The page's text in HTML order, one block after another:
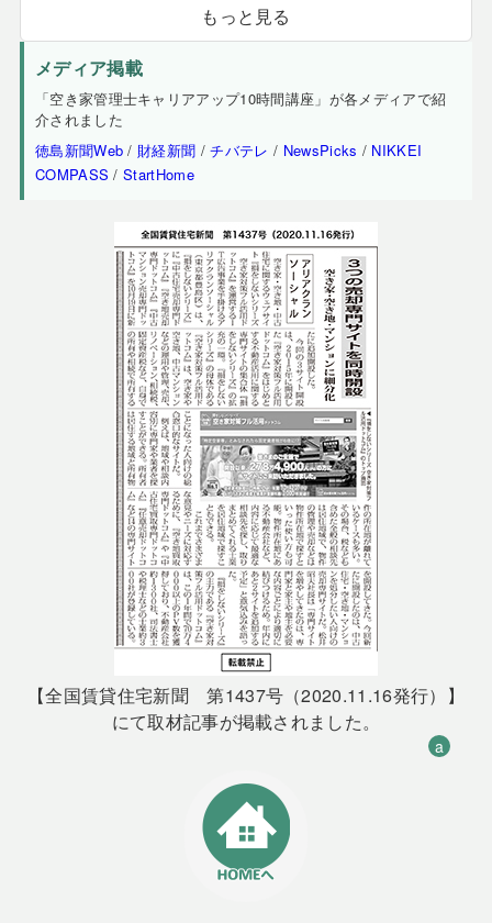
もっと見る
メディア掲載
「空き家管理士キャリアアップ10時間講座」が各メディアで紹
介されました
徳島新聞Web / 財経新聞 /チバテレ / NewsPicks / NIKKEI
COMPASS /StartHome
【全国賃貸住宅新聞 第1437号（2020.11.16発行）】
にて取材記事が掲載されました。
a